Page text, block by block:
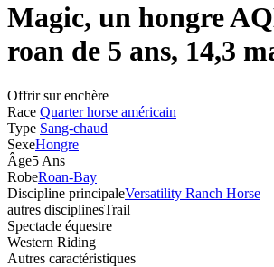
Magic, un hongre
roan de 5 ans, 14,3
Offrir sur enchère
Race Quarter horse américain
Type Sang-chaud
SexeHongre
Âge5 Ans
RobeRoan-Bay
Discipline principaleVersatility Ranch Horse
autres disciplinesTrail
Spectacle équestre
Western Riding
Autres caractéristiques